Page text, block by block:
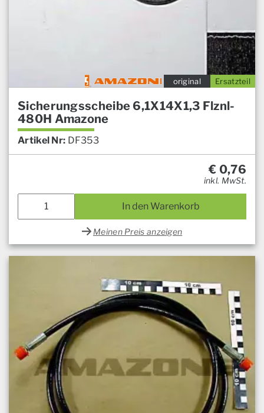
Ersatzteil
original
Sicherungsscheibe 6,1X14X1,3 Flznl-
480H Amazone
Artikel Nr: DF353
€ 0,76
inkl. MwSt.
In den Warenkorb
Meinen Preis anzeigen